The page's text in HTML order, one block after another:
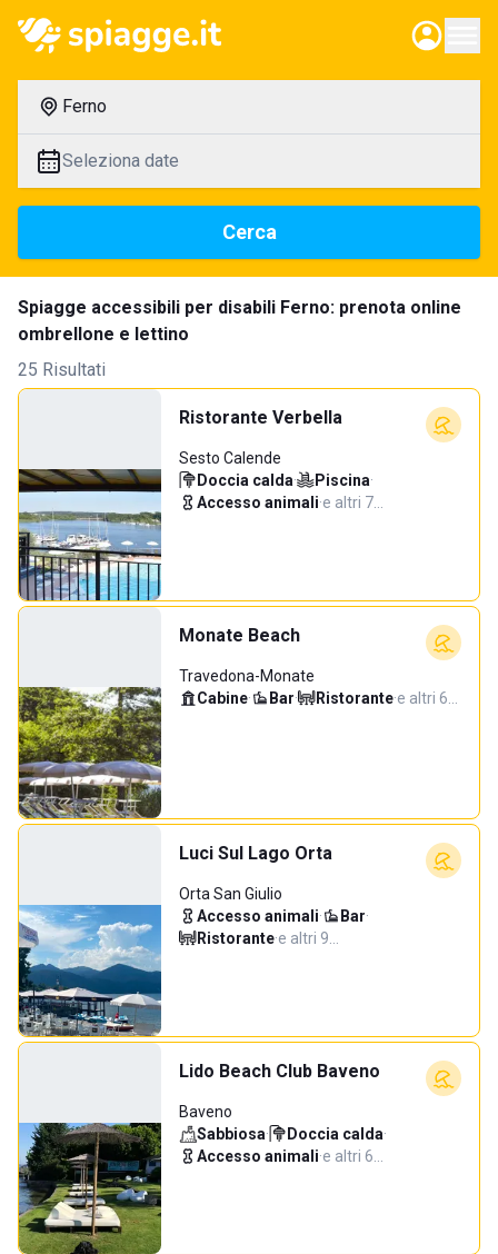
Ferno
Seleziona date
Cerca
Spiagge accessibili per disabili Ferno: prenota online
ombrellone e lettino
25 Risultati
Ristorante Verbella
Sesto Calende
Doccia calda· Piscina·
Accesso animali·e altri 7…
Monate Beach
Travedona-Monate
Cabine· Bar· Ristorante·e altri 6…
Luci Sul Lago Orta
Orta San Giulio
Accesso animali· Bar·
Ristorante·e altri 9…
Lido Beach Club Baveno
Baveno
Sabbiosa· Doccia calda·
Accesso animali·e altri 6…